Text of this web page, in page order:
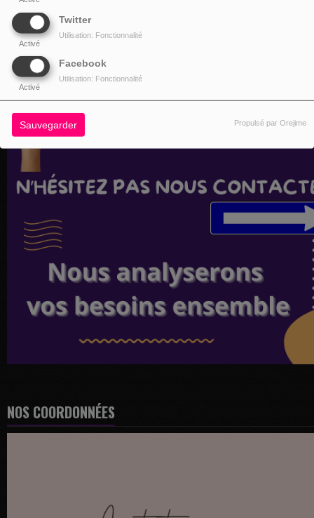
Twitter
Activé
Utilisation: Fonctionnalité
Facebook
Activé
Utilisation: Fonctionnalité
Sauvegarder Propulsé par Orejime
NOS COORDONNÉES